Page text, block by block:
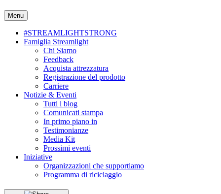
Menu
#STREAMLIGHTSTRONG
Famiglia Streamlight
Chi Siamo
Feedback
Acquista attrezzatura
Registrazione del prodotto
Carriere
Notizie & Eventi
Tutti i blog
Comunicati stampa
In primo piano in
Testimonianze
Media Kit
Prossimi eventi
Iniziative
Organizzazioni che supportiamo
Programma di riciclaggio